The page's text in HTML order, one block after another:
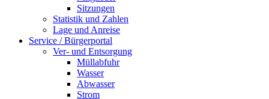
Sitzungen
Statistik und Zahlen
Lage und Anreise
Service / Bürgerportal
Ver- und Entsorgung
Müllabfuhr
Wasser
Abwasser
Strom